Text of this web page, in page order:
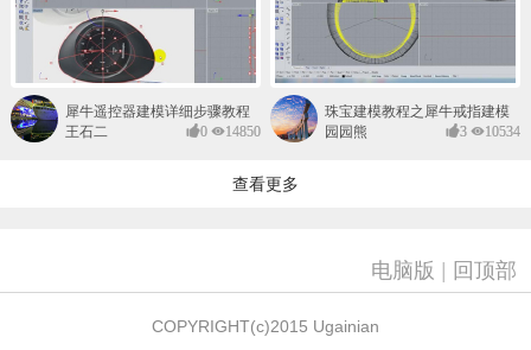
犀牛遥控器建模详细步骤教程
王石二
0 14850
珠宝建模教程之犀牛戒指建模
视频教程
园园熊 3 10534
查看更多
电脑版 | 回顶部
COPYRIGHT(c)2015 Ugainian